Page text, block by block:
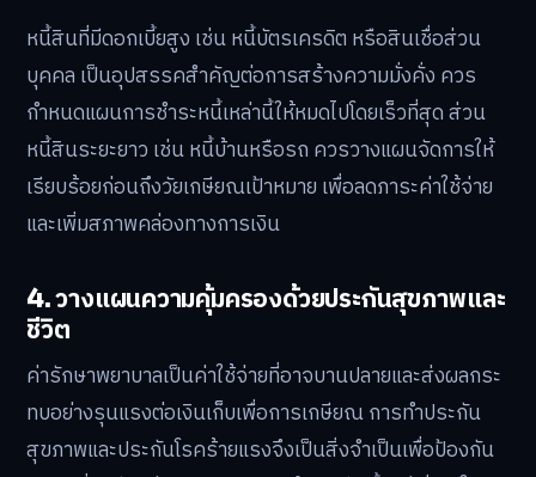
หนี้สินที่มีดอกเบี้ยสูง เช่น หนี้บัตรเครดิต หรือสินเชื่อส่วน
บุคคล เป็นอุปสรรคสำคัญต่อการสร้างความมั่งคั่ง ควร
กำหนดแผนการชำระหนี้เหล่านี้ให้หมดไปโดยเร็วที่สุด ส่วน
หนี้สินระยะยาว เช่น หนี้บ้านหรือรถ ควรวางแผนจัดการให้
เรียบร้อยก่อนถึงวัยเกษียณเป้าหมาย เพื่อลดภาระค่าใช้จ่าย
และเพิ่มสภาพคล่องทางการเงิน
4. วางแผนความคุ้มครองด้วยประกันสุขภาพและ
ชีวิต
ค่ารักษาพยาบาลเป็นค่าใช้จ่ายที่อาจบานปลายและส่งผลกระ
ทบอย่างรุนแรงต่อเงินเก็บเพื่อการเกษียณ การทำประกัน
สุขภาพและประกันโรคร้ายแรงจึงเป็นสิ่งจำเป็นเพื่อป้องกัน